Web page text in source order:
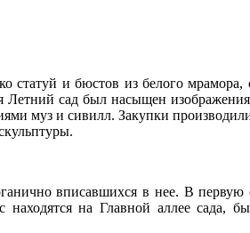
статуй и бюстов из белого
Летний сад был насыщен
муз и сивилл. Закупки
вписавшихся в нее. В
на Главной аллее сада,